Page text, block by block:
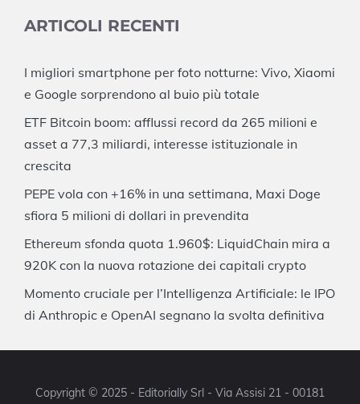
ARTICOLI RECENTI
I migliori smartphone per foto notturne: Vivo, Xiaomi
e Google sorprendono al buio più totale
ETF Bitcoin boom: afflussi record da 265 milioni e
asset a 77,3 miliardi, interesse istituzionale in
crescita
PEPE vola con +16% in una settimana, Maxi Doge
sfiora 5 milioni di dollari in prevendita
Ethereum sfonda quota 1.960$: LiquidChain mira a
920K con la nuova rotazione dei capitali crypto
Momento cruciale per l’Intelligenza Artificiale: le IPO
di Anthropic e OpenAI segnano la svolta definitiva
Copyright © 2025 - Editorially Srl - Via Assisi 21 - 00181